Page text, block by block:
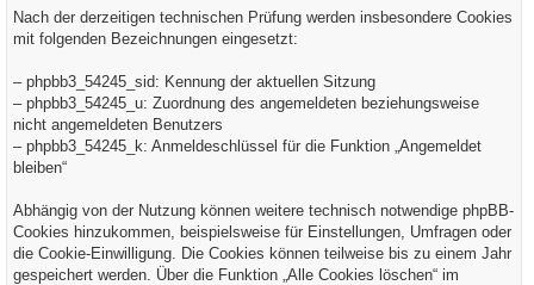
Nach der derzeitigen technischen Prüfung werden insbesondere Cookies
mit folgenden Bezeichnungen eingesetzt:
– phpbb3_54245_sid: Kennung der aktuellen Sitzung
– phpbb3_54245_u: Zuordnung des angemeldeten beziehungsweise
nicht angemeldeten Benutzers
– phpbb3_54245_k: Anmeldeschlüssel für die Funktion „Angemeldet
bleiben“
Abhängig von der Nutzung können weitere technisch notwendige phpBB-
Cookies hinzukommen, beispielsweise für Einstellungen, Umfragen oder
die Cookie-Einwilligung. Die Cookies können teilweise bis zu einem Jahr
gespeichert werden. Über die Funktion „Alle Cookies löschen“ im